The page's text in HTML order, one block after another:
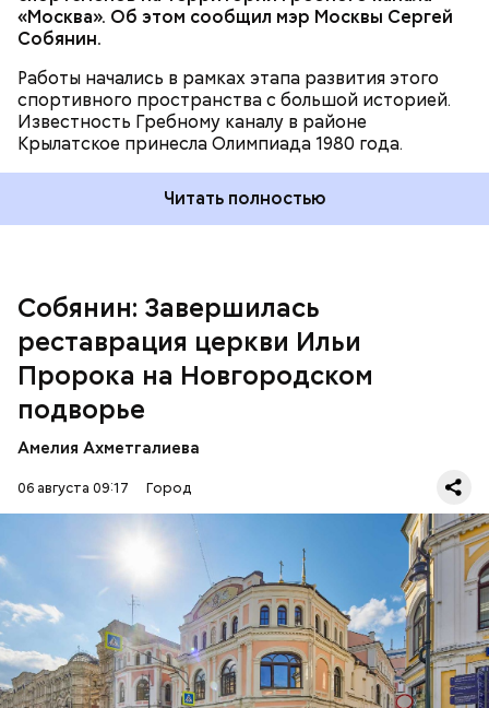
«Москва». Об этом сообщил мэр Москвы Сергей
Собянин.
Работы начались в рамках этапа развития этого
спортивного пространства с большой историей.
Известность Гребному каналу в районе
Крылатское принесла Олимпиада 1980 года.
Читать полностью
Собянин: Завершилась
реставрация церкви Ильи
Пророка на Новгородском
подворье
Амелия Ахметгалиева
06 августа 09:17 Город
— За эти столетия облик здания неоднократно
менялся: в советское время здесь находились
различные учреждения, а какое-то время он даже
использовался под жилье, — написал мэр столицы
в личном блоге в мессенджереМАКС.
спустя годы вновь открыт для посещения.
РЕСТАВРАЦИЯ
МОСКВА
СЕРГЕЙ СОБЯНИН